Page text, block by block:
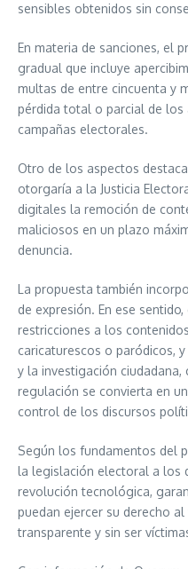
sensibles obtenidos sin
En materia de sanciones, el
gradual que incluye
multas de entre cincuenta y
pérdida total o parcial de
campañas electorales.
Otro de los aspectos
otorgaría a la Justicia
digitales la remoción de
maliciosos en un plazo
denuncia.
La propuesta también
de expresión. En ese
restricciones a los
caricaturescos o paródicos,
y la investigación
regulación se convierta en
control de los discursos
Según los fundamentos del
la legislación electoral a los
revolución tecnológica,
puedan ejercer su derecho
transparente y sin ser